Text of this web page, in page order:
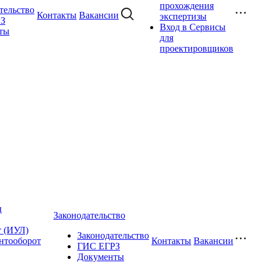
Контакты Вакансии
прохождения
экспертизы
Вход в Сервисы
для
проектировщиков
(ИУЛ)
Законодательство
Законодательство
ГИС ЕГРЗ
Документы
Контакты Вакансии